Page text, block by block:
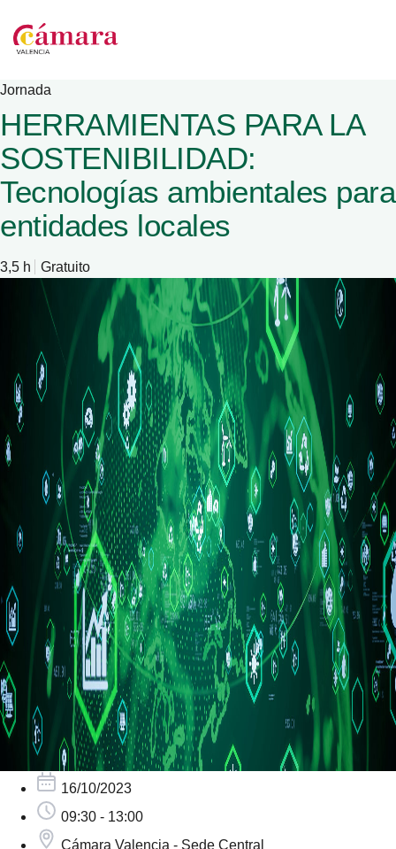
Jornada
HERRAMIENTAS PARA LA
SOSTENIBILIDAD:
Tecnologías ambientales para
entidades locales
3,5 h Gratuito
16/10/2023
09:30 - 13:00
Cámara Valencia - Sede Central